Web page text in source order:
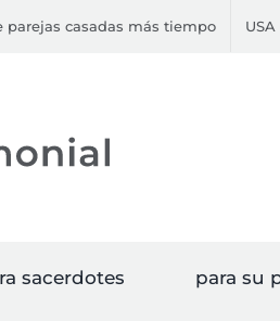
parejas casadas más tiempo
sacerdotes para su